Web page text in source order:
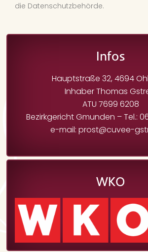
die Datenschutzbehörde.
Infos
Hauptstraße 32, 4694
Inhaber Thomas
ATU 7699 6208
Bezirkgericht Gmunden – Tel.:
e-mail: prost@cuvee-
WKO